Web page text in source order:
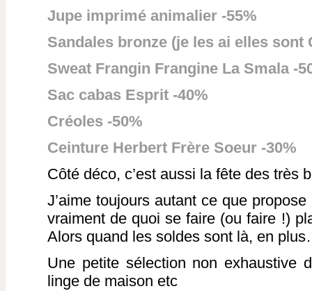
Jupe imprimé animalier -55%
Sandales bronze (je les ai elles sont
Sweat Frangin Frangine La Smala -
Sac cabas Esprit -40%
Créoles -50%
Ceinture Herbert Frère Soeur -30%
Côté déco, c’est aussi la fête des
J’aime toujours autant ce que
vraiment de quoi se faire (ou faire !)
Alors quand les soldes sont là, en
Une petite sélection non exhaustive
linge de maison etc